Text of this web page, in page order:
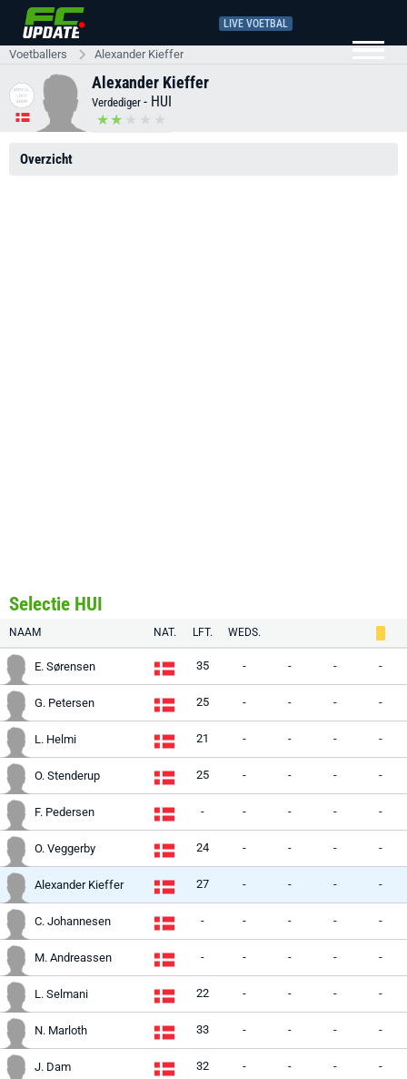
LIVE VOETBAL
Voetballers Alexander Kieffer
Alexander Kieffer
Verdediger - HUI
Overzicht
Selectie HUI
NAAM NAT. LFT. WEDS.
E. Sørensen 35 - - - -
G. Petersen 25 - - - -
L. Helmi 21 - - - -
O. Stenderup 25 - - - -
F. Pedersen - - - - -
O. Veggerby 24 - - - -
Alexander Kieffer 27 - - - -
C. Johannesen - - - - -
M. Andreassen - - - - -
L. Selmani 22 - - - -
N. Marloth 33 - - - -
J. Dam 32 - - - -